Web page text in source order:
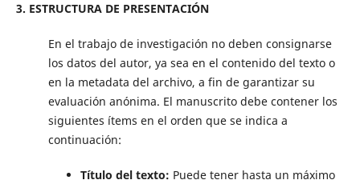
3. ESTRUCTURA DE PRESENTACIÓN
En el trabajo de investigación no deben consignarse
los datos del autor, ya sea en el contenido del texto o
en la metadata del archivo, a fin de garantizar su
evaluación anónima. El manuscrito debe contener los
siguientes ítems en el orden que se indica a
continuación:
Título del texto: Puede tener hasta un máximo